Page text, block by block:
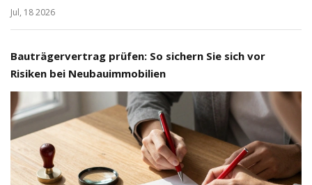
Jul, 18 2026
Bauträgervertrag prüfen: So sichern Sie sich vor
Risiken bei Neubauimmobilien